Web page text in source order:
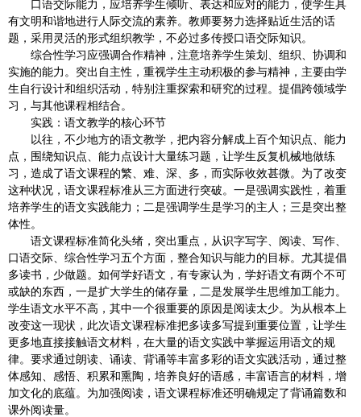
口语交际能力，应培养学生倾听、表达和应对的能力，使学生具
有文明和谐地进行人际交流的素养。教师要努力选择贴近生活的话
题，采用灵活的形式组织教学，不必过多传授口语交际知识。
综合性学习应强调合作精神，注意培养学生策划、组织、协调和
实施的能力。突出自主性，重视学生主动积极的参与精神，主要由学
生自行设计和组织活动，特别注重探索和研究的过程。提倡跨领域学
习，与其他课程相结合。
实践：语文教学的核心环节
以往，不少地方的语文教学，把内容分解成上百个知识点、能力
点，围绕知识点、能力点设计大量练习题，让学生反复机械地做练
习，造成了语文课程的繁、难、深、多，而实际收效甚微。为了改变
这种状况，语文课程标准从三方面进行突破。一是强调实践性，着重
培养学生的语文实践能力；二是强调学生是学习的主人；三是突出整
体性。
语文课程标准简化头绪，突出重点，从识字写字、阅读、写作、
口语交际、综合性学习五个方面，整合知识与能力的目标。尤其提倡
多读书，少做题。如何学好语文，有专家认为，学好语文有两个不可
或缺的东西，一是扩大学生的储存量，二是发展学生思维加工能力。
学生语文水平不高，其中一个很重要的原因是阅读太少。为从根本上
改变这一现状，此次语文课程标准把多读多写提到重要位置，让学生
更多地直接接触语文材料，在大量的语文实践中掌握运用语文的规
律。要求通过朗读、诵读、背诵等丰富多彩的语文实践活动，通过整
体感知、感悟、积累和熏陶，培养良好的语感，丰富语言的材料，增
加文化的底蕴。为加强阅读，语文课程标准还明确规定了背诵篇数和
课外阅读量。